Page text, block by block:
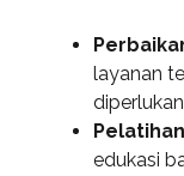
layanan
edukasi